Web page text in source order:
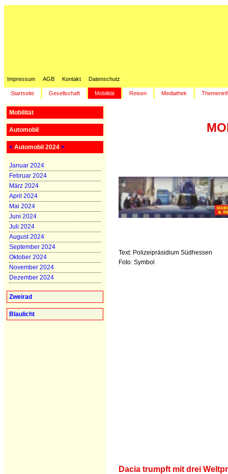
Impressum AGB Kontakt Datenschutz
Startseite Gesellschaft Mobilität Reisen Mediathek
Mobilität
Automobil
< Automobil 2024 >
Januar 2024
Februar 2024
März 2024
April 2024
Mai 2024
Juni 2024
Juli 2024
August 2024
September 2024
Oktober 2024
November 2024
Dezember 2024
Zweirad
Blaulicht
Text: Polizeipräsidium Südhessen
Foto: Symbol
Dacia trumpft mit drei